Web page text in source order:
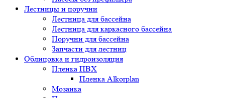
Лестницы и поручни
Лестница для бассейна
Лестница для каркасного бассейна
Поручни для бассейна
Запчасти для лестниц
Облицовка и гидроизоляция
Пленка ПВХ
Пленка Alkorplan
Мозаика